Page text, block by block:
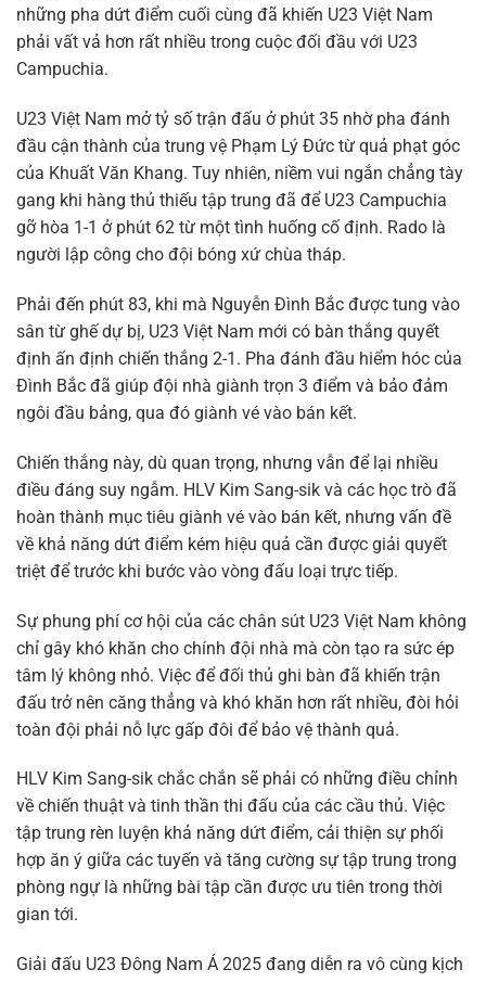
những pha dứt điểm cuối cùng đã khiến U23 Việt Nam
phải vất vả hơn rất nhiều trong cuộc đối đầu với U23
Campuchia.
U23 Việt Nam mở tỷ số trận đấu ở phút 35 nhờ pha đánh
đầu cận thành của trung vệ Phạm Lý Đức từ quả phạt góc
của Khuất Văn Khang. Tuy nhiên, niềm vui ngắn chẳng tày
gang khi hàng thủ thiếu tập trung đã để U23 Campuchia
gỡ hòa 1-1 ở phút 62 từ một tình huống cố định. Rado là
người lập công cho đội bóng xứ chùa tháp.
Phải đến phút 83, khi mà Nguyễn Đình Bắc được tung vào
sân từ ghế dự bị, U23 Việt Nam mới có bàn thắng quyết
định ấn định chiến thắng 2-1. Pha đánh đầu hiểm hóc của
Đình Bắc đã giúp đội nhà giành trọn 3 điểm và bảo đảm
ngôi đầu bảng, qua đó giành vé vào bán kết.
Chiến thắng này, dù quan trọng, nhưng vẫn để lại nhiều
điều đáng suy ngẫm. HLV Kim Sang-sik và các học trò đã
hoàn thành mục tiêu giành vé vào bán kết, nhưng vấn đề
về khả năng dứt điểm kém hiệu quả cần được giải quyết
triệt để trước khi bước vào vòng đấu loại trực tiếp.
Sự phung phí cơ hội của các chân sút U23 Việt Nam không
chỉ gây khó khăn cho chính đội nhà mà còn tạo ra sức ép
tâm lý không nhỏ. Việc để đối thủ ghi bàn đã khiến trận
đấu trở nên căng thẳng và khó khăn hơn rất nhiều, đòi hỏi
toàn đội phải nỗ lực gấp đôi để bảo vệ thành quả.
HLV Kim Sang-sik chắc chắn sẽ phải có những điều chỉnh
về chiến thuật và tinh thần thi đấu của các cầu thủ. Việc
tập trung rèn luyện khả năng dứt điểm, cải thiện sự phối
hợp ăn ý giữa các tuyến và tăng cường sự tập trung trong
phòng ngự là những bài tập cần được ưu tiên trong thời
gian tới.
Giải đấu U23 Đông Nam Á 2025 đang diễn ra vô cùng kịch